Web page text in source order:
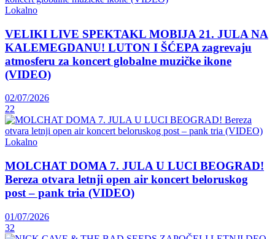
Lokalno
VELIKI LIVE SPEKTAKL MOBIJA 21. JULA NA
KALEMEGDANU! LUTON I ŠĆEPA zagrevaju
atmosferu za koncert globalne muzičke ikone
(VIDEO)
02/07/2026
22
Lokalno
MOLCHAT DOMA 7. JULA U LUCI BEOGRAD!
Bereza otvara letnji open air koncert beloruskog
post – pank tria (VIDEO)
01/07/2026
32